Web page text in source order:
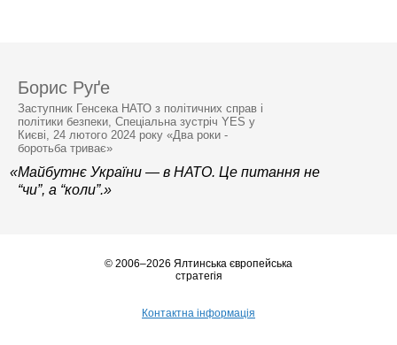
Борис Руґе
Заступник Генсека НАТО з політичних справ і
політики безпеки, Спеціальна зустріч YES у
Києві, 24 лютого 2024 року «Два роки -
боротьба триває»
«Майбутнє України — в НАТО. Це питання не
“чи”, а “коли”.»
© 2006–2026 Ялтинська європейська
стратегія
Контактна інформація